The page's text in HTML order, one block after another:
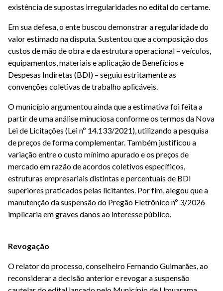
existência de supostas irregularidades no edital do certame.
Em sua defesa, o ente buscou demonstrar a regularidade do
valor estimado na disputa. Sustentou que a composição dos
custos de mão de obra e da estrutura operacional – veículos,
equipamentos, materiais e aplicação de Benefícios e
Despesas Indiretas (BDI) – seguiu estritamente as
convenções coletivas de trabalho aplicáveis.
O município argumentou ainda que a estimativa foi feita a
partir de uma análise minuciosa conforme os termos da Nova
Lei de Licitações (Lei nº 14.133/2021), utilizando a pesquisa
de preços de forma complementar. Também justificou a
variação entre o custo mínimo apurado e os preços de
mercado em razão de acordos coletivos específicos,
estruturas empresariais distintas e percentuais de BDI
superiores praticados pelas licitantes. Por fim, alegou que a
manutenção da suspensão do Pregão Eletrônico nº 3/2026
implicaria em graves danos ao interesse público.
Revogação
O relator do processo, conselheiro Fernando Guimarães, ao
reconsiderar a decisão anterior e revogar a suspensão